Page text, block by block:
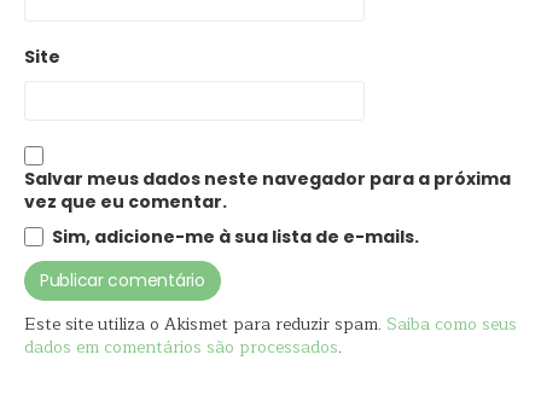
Site
Salvar meus dados neste navegador para a próxima
vez que eu comentar.
Sim, adicione-me à sua lista de e-mails.
Este site utiliza o Akismet para reduzir spam. Saiba como seus
dados em comentários são processados.